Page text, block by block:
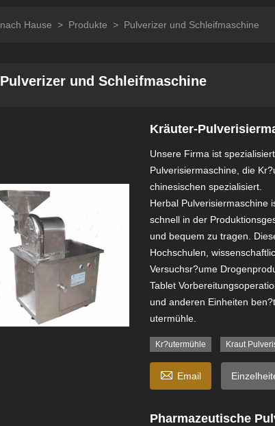
nach Hause > Produkte > Pulverizer und Schleifmaschine
Pulverizer und Schleifmaschine
Kräuter-
Unsere Firma ist
Pulverisiermaschine, die
chinesischen spezialisiert.
Herbal Pulverisiermaschine
schnell in der
und bequem zu tragen.
Hochschulen,
Versuchsr?ume
Tablet
und anderen Einheiten
utermühle.
Kr?utermühle Kraut
 Email
Pharmazeutische